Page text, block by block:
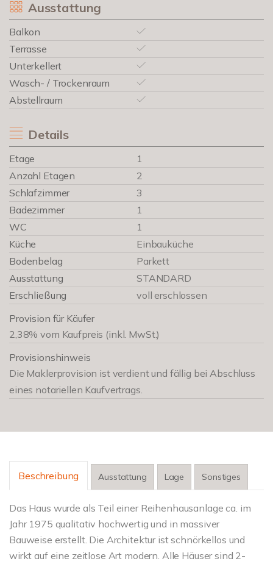
Ausstattung
Balkon
Terrasse
Unterkellert
Wasch- / Trockenraum
Abstellraum
Details
Etage
1
Anzahl Etagen
2
Schlafzimmer
3
Badezimmer
1
WC
1
Küche
Einbauküche
Bodenbelag
Parkett
Ausstattung
STANDARD
Erschließung
voll erschlossen
Provision für Käufer
2,38% vom Kaufpreis (inkl. MwSt.)
Provisionshinweis
Die Maklerprovision ist verdient und fällig bei Abschluss
eines notariellen Kaufvertrags.
Beschreibung Ausstattung Lage Sonstiges
Das Haus wurde als Teil einer Reihenhausanlage ca. im
Jahr 1975 qualitativ hochwertig und in massiver
Bauweise erstellt. Die Architektur ist schnörkellos und
wirkt auf eine zeitlose Art modern. Alle Häuser sind 2-